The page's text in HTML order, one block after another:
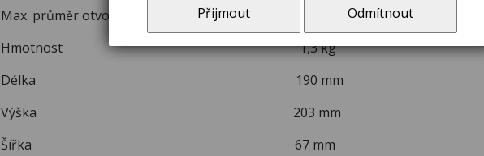
Max. průměr otvoru [zdivo] 13 mm
Hmotnost 1,3 kg
Délka 190 mm
Výška 203 mm
Šířka 67 mm
Přijmout Odmítnout